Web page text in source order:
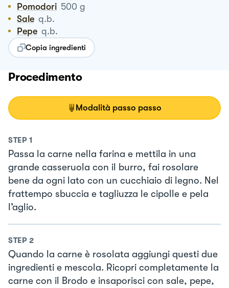
Pomodori 500 g
Sale q.b.
Pepe q.b.
Copia ingredienti
Procedimento
Modalità passo passo
STEP 1
Passa la carne nella farina e mettila in una
grande casseruola con il burro, fai rosolare
bene da ogni lato con un cucchiaio di legno. Nel
frattempo sbuccia e tagliuzza le cipolle e pela
l’aglio.
STEP 2
Quando la carne è rosolata aggiungi questi due
ingredienti e mescola. Ricopri completamente la
carne con il Brodo e insaporisci con sale, pepe,